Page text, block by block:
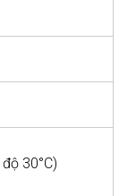
30°C)